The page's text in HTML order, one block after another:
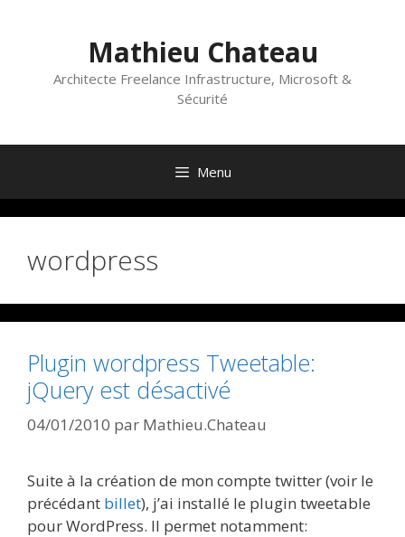
Mathieu Chateau
Architecte Freelance Infrastructure, Microsoft &
Sécurité
Menu
wordpress
Plugin wordpress Tweetable:
jQuery est désactivé
04/01/2010 par Mathieu.Chateau
Suite à la création de mon compte twitter (voir le
précédant billet), j’ai installé le plugin tweetable
pour WordPress. Il permet notamment: